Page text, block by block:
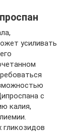
усиливать
с
калия,